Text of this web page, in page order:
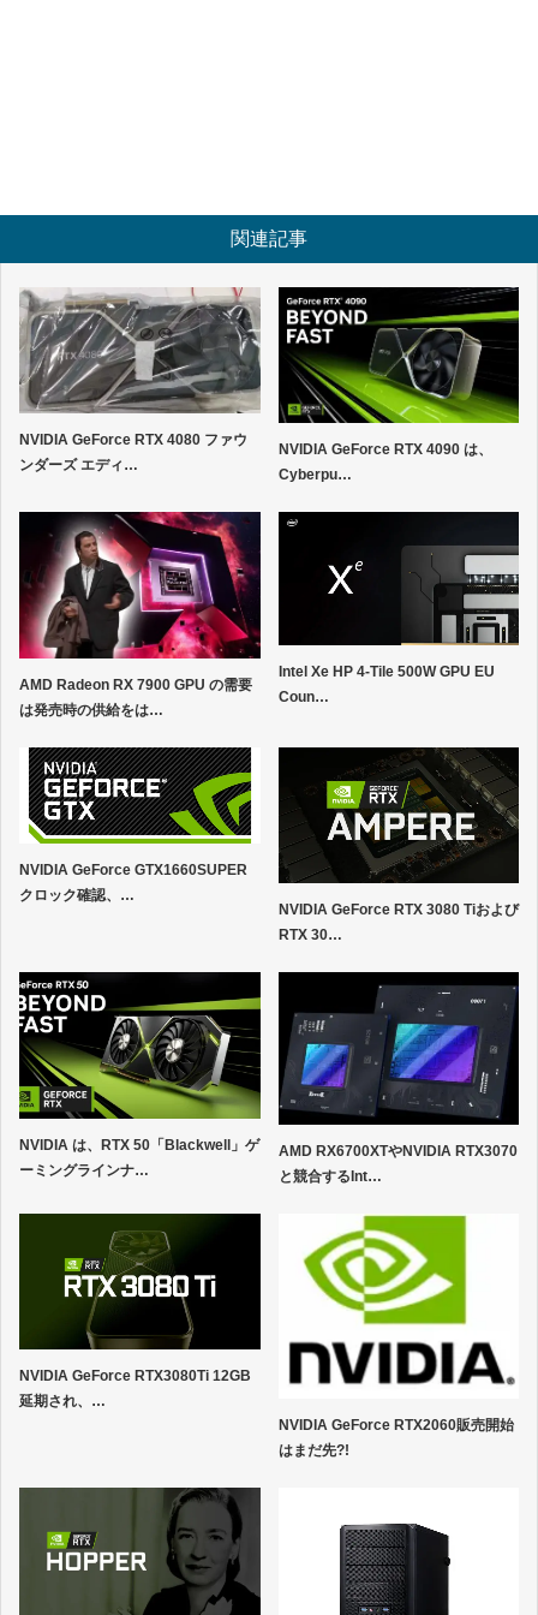
関連記事
NVIDIA GeForce RTX 4080 ファウ
ンダーズ エディ…
NVIDIA GeForce RTX 4090 は、
Cyber​​pu…
AMD Radeon RX 7900 GPU の需要
は発売時の供給をは…
Intel Xe HP 4-Tile 500W GPU EU
Coun…
NVIDIA GeForce GTX1660SUPER
クロック確認、…
NVIDIA GeForce RTX 3080 Tiおよび
RTX 30…
NVIDIA は、RTX 50「Blackwell」ゲ
ーミングラインナ…
AMD RX6700XTやNVIDIA RTX3070
と競合するInt…
NVIDIA GeForce RTX3080Ti 12GB
延期され、…
NVIDIA GeForce RTX2060販売開始
はまだ先?!